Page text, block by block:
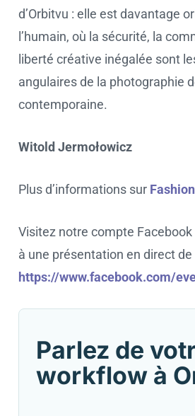
d’Orbitvu : elle est davantage
l’humain, où la sécurité, la
liberté créative inégalée sont
angulaires de la photographie
contemporaine.
Witold Jermołowicz
Plus d’informations sur
Visitez notre compte
à une présentation en direct de
https://www.facebook.com/
Parlez de
workflow à